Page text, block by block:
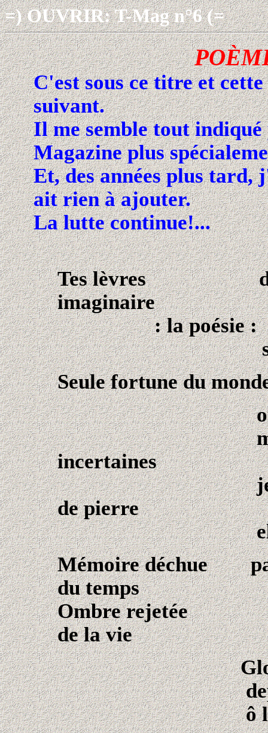
=) OUVRIR: T-Mag n°6 (=
C'est sous ce titre et
suivant.
Il me semble tout
Magazine plus
Et, des années plus
ait rien à ajouter.
La lutte continue!...
Tes lèvres
imaginaire
: la poésie :
superbe
Seule fortune du
ouvre
masque
incertaines
jeune
de pierre
elle
Mémoire déchue
du temps
Ombre
de la vie
depuis
ô lenteur